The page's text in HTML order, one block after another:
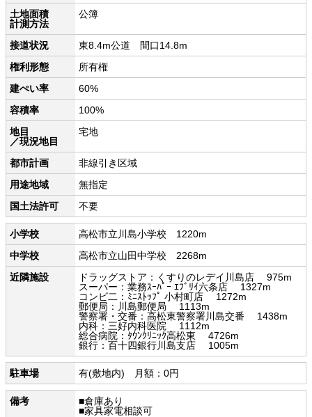
土地面積
計測方法
公簿
接道状況
東8.4m公道 間口14.8m
権利形態
所有権
建ぺい率
60%
容積率
100%
地目
／現況地目
宅地
都市計画
非線引き区域
用途地域
無指定
国土法許可
不要
小学校
高松市立川島小学校 1220m
中学校
高松市立山田中学校 2268m
近隣施設
ドラッグストア：くすりのレデイ川島店 975m
スーパー：業務ｽｰﾊﾟｰ ｴﾌﾞﾘｲ六条店 1327m
コンビ二：ﾐﾆｽﾄｯﾌﾟ 小村町店 1272m
郵便局：川島郵便局 1113m
警察署・交番：高松東警察署川島交番 1438m
内科：三好内科医院 1112m
総合病院：ﾀｳﾝｸﾘﾆｯｸ高松東 4726m
銀行：百十四銀行川島支店 1005m
駐車場 有(敷地内) 月額：0円
備考
■倉庫あり
■家具家電相談可